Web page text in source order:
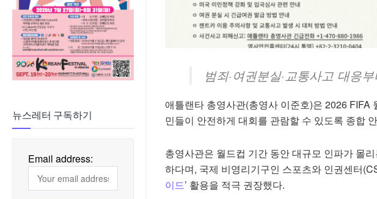
뉴스레터 구독하기
Email address:
범죄·여권분실·교통사고 대응
애틀랜타 총영사관(총영사 이준호)은 2026
민들이 안전하게 대회를 관람할 수 있도록 종합
총영사관은 월드컵 기간 동안 대규모 인파가 몰
하다며, 국제 비영리기구인 스포츠와 인권센터
이드’ 활용을 적극 권장했다.